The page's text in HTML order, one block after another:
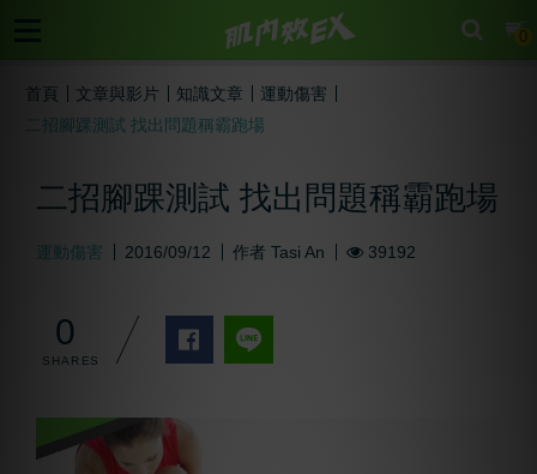
0
首頁 文章與影片 知識文章
運動傷害
二招腳踝測試 找出問題稱霸跑場
二招腳踝測試 找出問題稱霸跑場
運動傷害 2016/09/12 作者 Tasi An 39192
0